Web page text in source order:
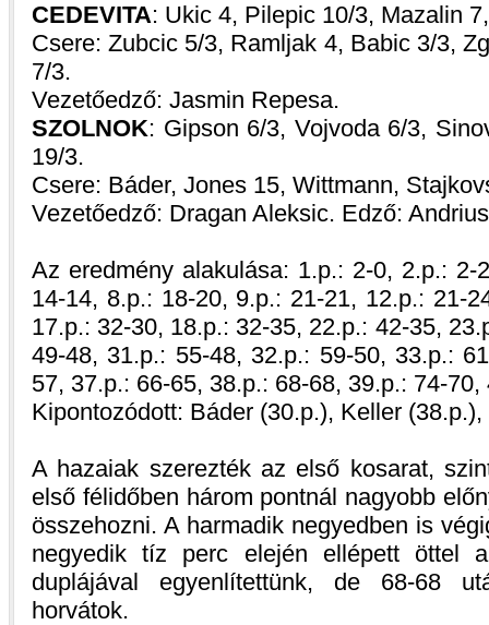
CEDEVITA: Ukic 4, Pilepic 10/3, Mazalin
Csere: Zubcic 5/3, Ramljak 4, Babic 3/3,
7/3.
Vezetőedző: Jasmin Repesa.
SZOLNOK: Gipson 6/3, Vojvoda 6/3,
19/3.
Csere: Báder, Jones 15, Wittmann,
Vezetőedző: Dragan Aleksic. Edző:
Az eredmény alakulása: 1.p.: 2-0, 2.p.:
14-14, 8.p.: 18-20, 9.p.: 21-21, 12.p.: 21-
17.p.: 32-30, 18.p.: 32-35, 22.p.: 42-35,
49-48, 31.p.: 55-48, 32.p.: 59-50, 33.p.:
57, 37.p.: 66-65, 38.p.: 68-68, 39.p.: 74-70,
Kipontozódott: Báder (30.p.), Keller
A hazaiak szerezték az első kosarat,
első félidőben három pontnál nagyobb
összehozni. A harmadik negyedben is
negyedik tíz perc elején ellépett öttel
duplájával egyenlítettünk, de 68-68
horvátok.